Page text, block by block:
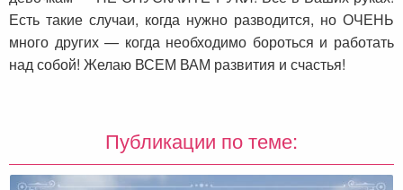
Есть такие случаи, когда нужно разводится, но ОЧЕНЬ
много других — когда необходимо бороться и работать
над собой! Желаю ВСЕМ ВАМ развития и счастья!
Публикации по теме: